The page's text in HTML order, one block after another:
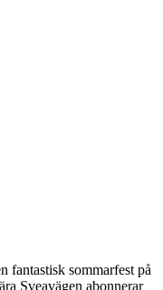
fantastisk sommarfest på
Sveavägen abonnerar